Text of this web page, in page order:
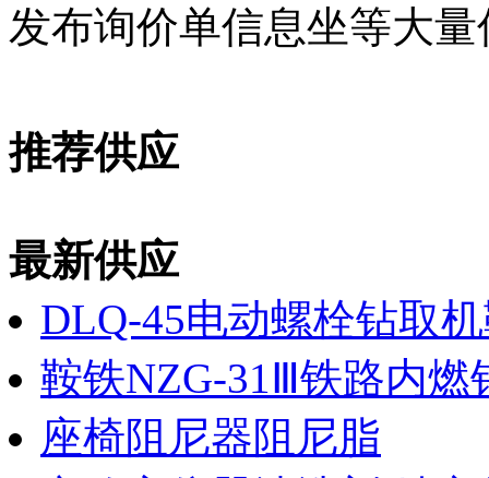
发布询价单信息坐等大
推荐供应
最新供应
DLQ-45电动螺栓钻取
鞍铁NZG-31Ⅲ铁路内燃
座椅阻尼器阻尼脂